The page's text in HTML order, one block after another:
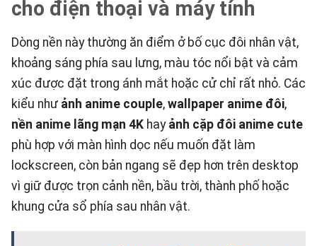
cho điện thoại và máy tính
Dòng nền này thường ăn điểm ở bố cục đôi nhân vật,
khoảng sáng phía sau lưng, màu tóc nổi bật và cảm
xúc được đặt trong ánh mắt hoặc cử chỉ rất nhỏ. Các
kiểu như ảnh anime couple, wallpaper anime đôi,
nền anime lãng mạn 4K hay ảnh cặp đôi anime cute
phù hợp với màn hình dọc nếu muốn đặt làm
lockscreen, còn bản ngang sẽ đẹp hơn trên desktop
vì giữ được trọn cảnh nền, bầu trời, thành phố hoặc
khung cửa sổ phía sau nhân vật.